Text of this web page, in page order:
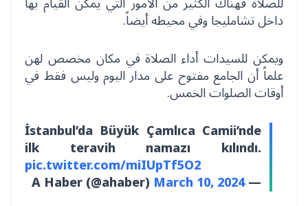
داخل تشامليجا وفي محيطه أيضاً.
ويمكن للسيدات أداء الصلاة في مكان مخصص لهن
علماً أن الجامع مفتوح على مدار اليوم وليس فقط في
أوقات الصلوات الخمس.
İstanbul’da Büyük Çamlıca Camii’nde
ilk teravih namazı kılındı.
pic.twitter.com/miIUpTf5O2
— A Haber (@ahaber)
March 10, 2024